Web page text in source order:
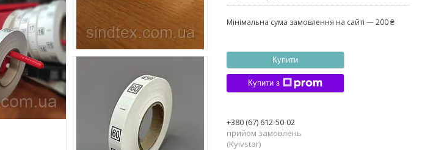
Мінімальна сума замовлення на сайті — 200 ₴
Купити
Купити з
+380 (67) 612-50-02
прийом замовлень
(Kyivstar)